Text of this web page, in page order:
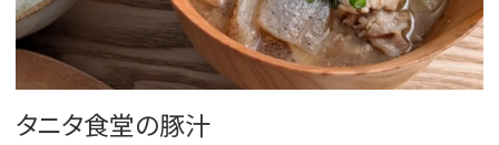
タニタ食堂の豚汁